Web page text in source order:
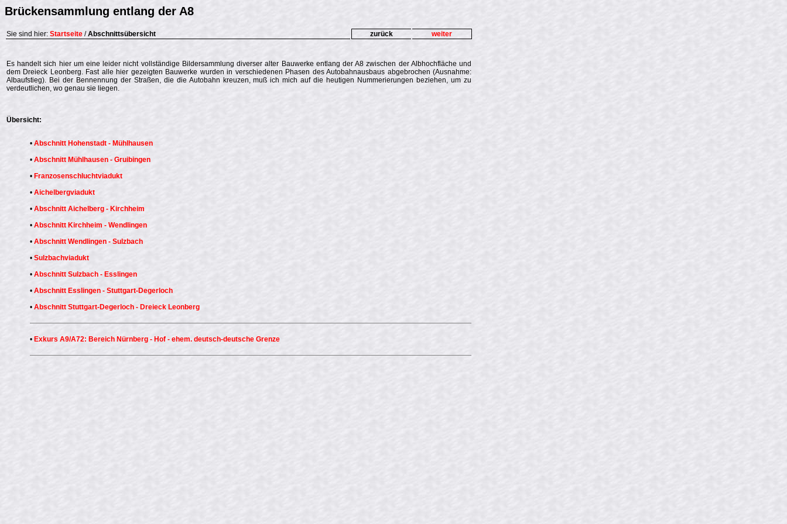
Brückensammlung entlang der A8
Sie sind hier: Startseite /Abschnittsübersicht zurück weiter
Es handelt sich hier um eine leider nicht vollständige Bildersammlung diverser alter Bauwerke entlang der A8 zwischen der Albhochfläche und
dem Dreieck Leonberg. Fast alle hier gezeigten Bauwerke wurden in verschiedenen Phasen des Autobahnausbaus abgebrochen (Ausnahme:
Albaufstieg). Bei der Bennennung der Straßen, die die Autobahn kreuzen, muß ich mich auf die heutigen Nummerierungen beziehen, um zu
verdeutlichen, wo genau sie liegen.
Übersicht:
• Abschnitt Hohenstadt - Mühlhausen
• Abschnitt Mühlhausen - Gruibingen
• Franzosenschluchtviadukt
• Aichelbergviadukt
• Abschnitt Aichelberg - Kirchheim
• Abschnitt Kirchheim - Wendlingen
• Abschnitt Wendlingen - Sulzbach
• Sulzbachviadukt
• Abschnitt Sulzbach - Esslingen
• Abschnitt Esslingen - Stuttgart-Degerloch
• Abschnitt Stuttgart-Degerloch - Dreieck Leonberg
• Exkurs A9/A72: Bereich Nürnberg - Hof - ehem. deutsch-deutsche Grenze